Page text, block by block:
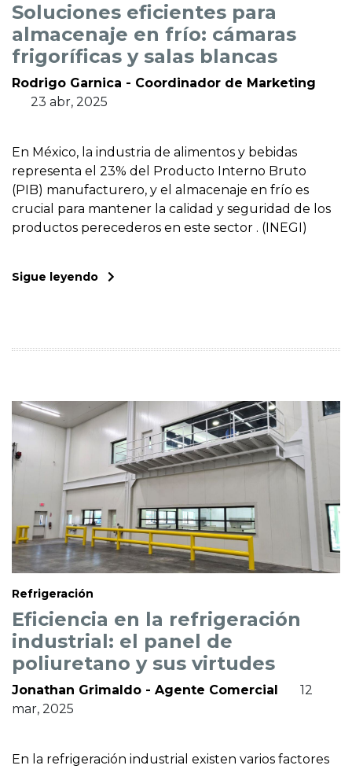
Soluciones eficientes para
almacenaje en frío: cámaras
frigoríficas y salas blancas
Rodrigo Garnica - Coordinador de Marketing
23 abr, 2025
En México, la industria de alimentos y bebidas
representa el 23% del Producto Interno Bruto
(PIB) manufacturero, y el almacenaje en frío es
crucial para mantener la calidad y seguridad de los
productos perecederos en este sector . (INEGI)
Sigue leyendo
Refrigeración
Eficiencia en la refrigeración
industrial: el panel de
poliuretano y sus virtudes
Jonathan Grimaldo - Agente Comercial
12
mar, 2025
En la refrigeración industrial existen varios factores